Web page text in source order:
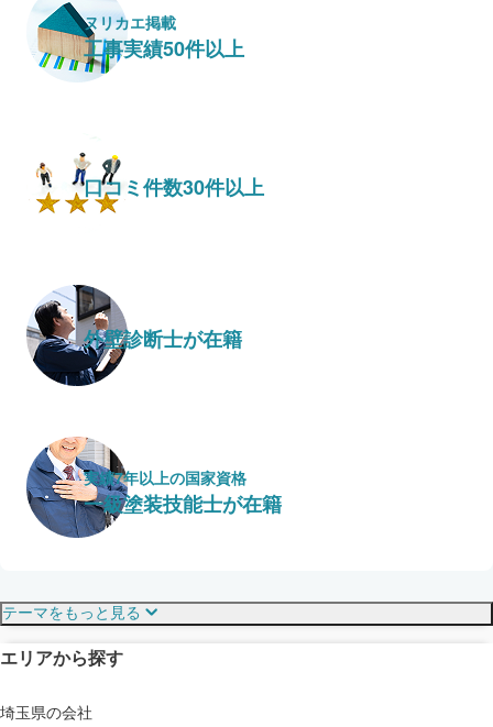
ヌリカエ掲載
工事実績50件以上
口コミ件数30件以上
外壁診断士が在籍
実績7年以上の国家資格
一級塗装技能士が在籍
見えにくい屋根も安心
ドローン診断
テーマをもっと見る
エリアから探す
埼玉県の会社